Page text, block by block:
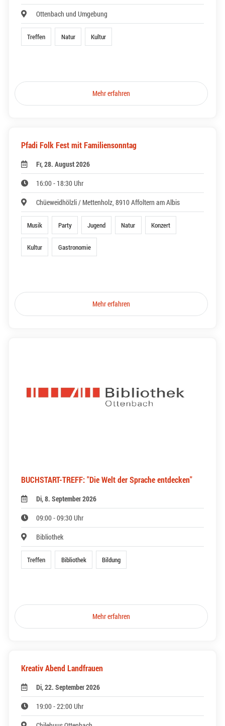
Ottenbach und Umgebung
Treffen Natur Kultur
Mehr erfahren
Pfadi Folk Fest mit Familiensonntag
Fr, 28. August 2026
16:00 - 18:30 Uhr
Chüeweidhölzli / Mettenholz, 8910 Affoltern am Albis
Musik Party Jugend Natur Konzert
Kultur Gastronomie
Mehr erfahren
BUCHSTART-TREFF: "Die Welt der Sprache entdecken"
Di, 8. September 2026
09:00 - 09:30 Uhr
Bibliothek
Treffen Bibliothek Bildung
Mehr erfahren
Kreativ Abend Landfrauen
Di, 22. September 2026
19:00 - 22:00 Uhr